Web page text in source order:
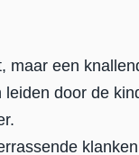
maar een
door de